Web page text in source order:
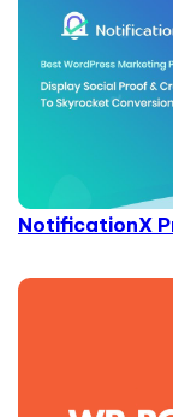
NotificationX